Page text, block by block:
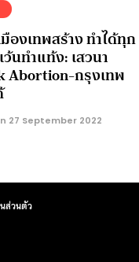
องเทพสร้าง ทำได้ทุก
นทำแท้ง: เสวนา
Abortion-กรุงเทพ
27 September 2022
ส่วนตัว